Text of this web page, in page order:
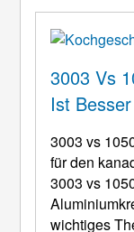
chirurgische
für
wichtige
3003 Vs
Ist
3003 vs
für den
3003 vs
wichtiges